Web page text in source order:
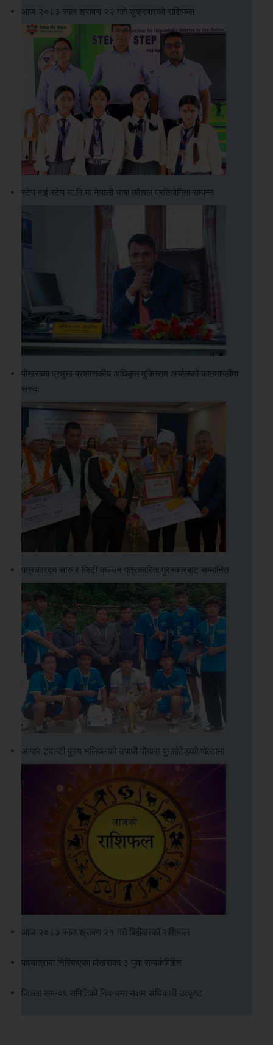
आज २०८३ साल श्रावण २२ गते शुक्रवारको राशिफल
स्टेप वाई स्टेप मा.वि.मा नेपाली भाषा कौशल प्रतियोगिता सम्पन्न
पोखराका प्रमुख प्रशासकीय अधिकृत मुक्तिराम अर्यालको काठमाण्डौंमा
सरुवा
पत्रकारद्वय सारु र जिटी कञ्चन पत्रकारिता पुरस्कारबाट सम्मानित
अण्डर ट्वान्टी पुरुष भलिवलको उपाधी पोखरा युनाईटेडको पोल्टामा
आज २०८३ साल श्रावण २१ गते बिहीवारको राशिफल
पदयात्रामा निस्किएका पोखराका ३ युवा सम्पर्कविहिन
जिल्ला समन्वय समितिको निवन्धमा सक्षम अधिकारी उत्कृष्ट